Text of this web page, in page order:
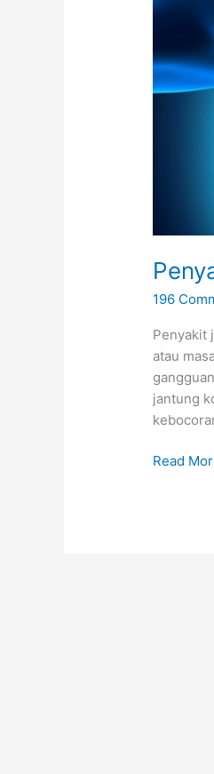
196
Penyakit
atau
jantung
Penyakit
Read